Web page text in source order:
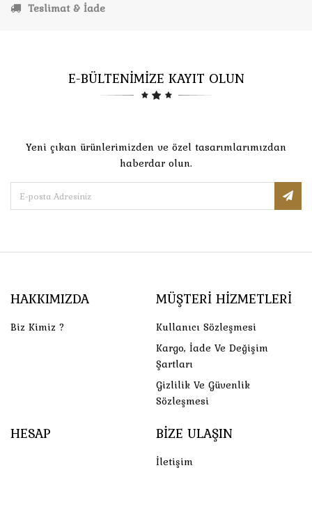
Teslimat & İade
E-BÜLTENİMİZE KAYIT OLUN
Yeni çıkan ürünlerimizden ve özel tasarımlarımızdan
haberdar olun.
HAKKIMIZDA
Biz Kimiz ?
MÜŞTERI HIZMETLERI
Kullanıcı Sözleşmesi
Kargo, İade Ve Değişim
Şartları
Gizlilik Ve Güvenlik
Sözleşmesi
HESAP BIZE ULAŞIN
İletişim